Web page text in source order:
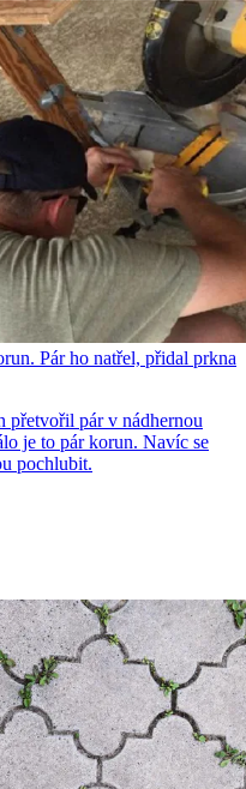
Pár ho natřel, přidal prkna
přetvořil pár v nádhernou
je to pár korun. Navíc se
pochlubit.